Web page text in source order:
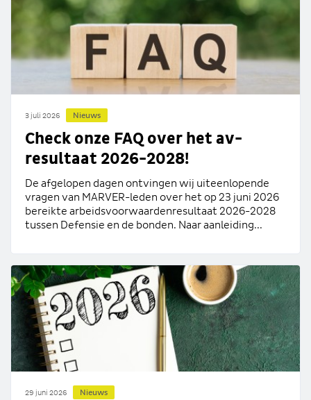
3 juli 2026 Nieuws
Check onze FAQ over het av-
resultaat 2026-2028!
De afgelopen dagen ontvingen wij uiteenlopende
vragen van MARVER-leden over het op 23 juni 2026
bereikte arbeidsvoorwaardenresultaat 2026-2028
tussen Defensie en de bonden. Naar aanleiding...
29 juni 2026 Nieuws